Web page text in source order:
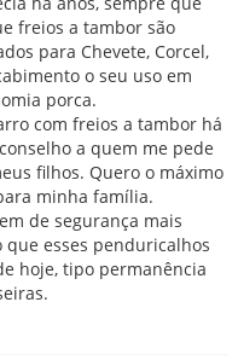
freios a tambor são
para Chevete, Corcel,
o seu uso em
porca.
com freios a tambor há
a quem me pede
filhos. Quero o máximo
minha família.
de segurança mais
esses penduricalhos
hoje, tipo permanência